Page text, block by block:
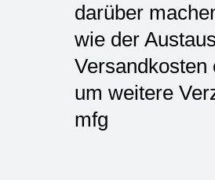
darüber
wie der
Versandkosten
um weitere
mfg